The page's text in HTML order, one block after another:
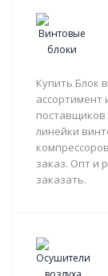
Купить Блок
линейки
заказ. Опт и
заказать.